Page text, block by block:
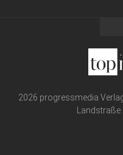
2026 progressmedia
Landstraße